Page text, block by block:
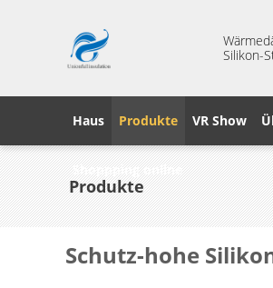
Silikon-
Haus Produkte VR Show
Shoppping online
Produkte
Schutz-hohe